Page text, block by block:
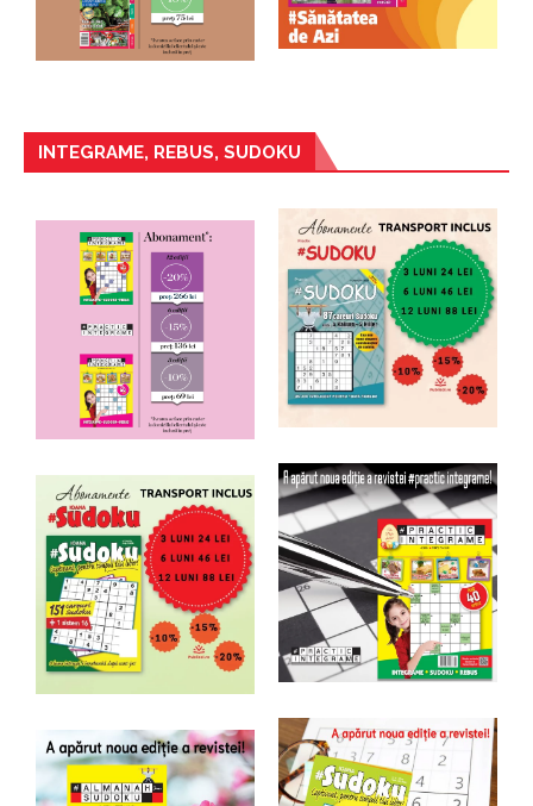
INTEGRAME, REBUS, SUDOKU